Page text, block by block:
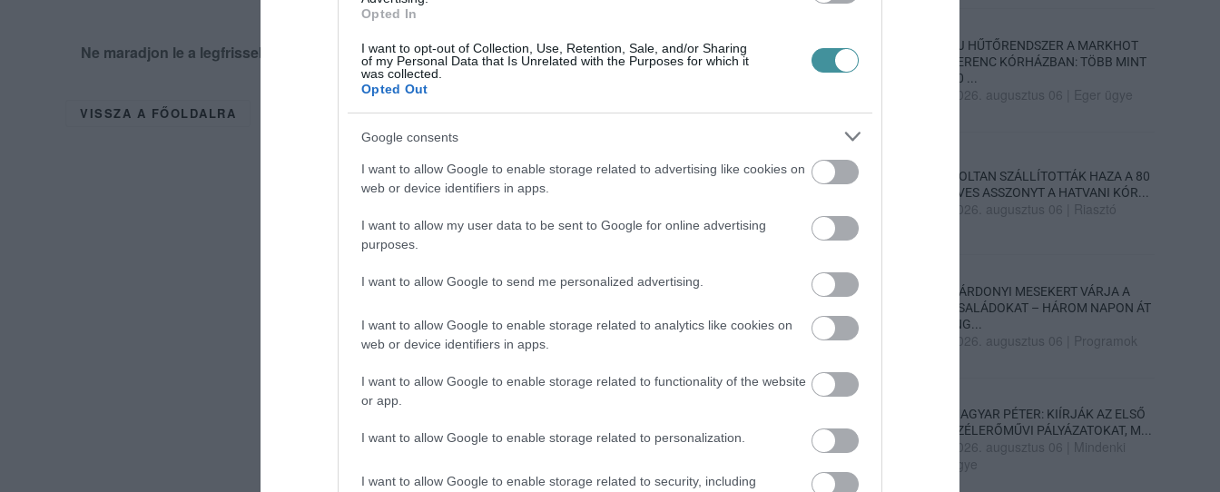
Opted In
I want to opt-out of Collection, Use, Retention, Sale, and/or Sharing
of my Personal Data that Is Unrelated with the Purposes for which it
was collected.
Opted Out
Google consents
I want to allow Google to enable storage related to advertising like cookies on
web or device identifiers in apps.
I want to allow my user data to be sent to Google for online advertising
purposes.
I want to allow Google to send me personalized advertising.
I want to allow Google to enable storage related to analytics like cookies on
web or device identifiers in apps.
I want to allow Google to enable storage related to functionality of the website
or app.
I want to allow Google to enable storage related to personalization.
I want to allow Google to enable storage related to security, including
Ne maradjon le a legfrissebb hírekről, kövessen bennünket az EGRI ÜGYEK Google Hírek oldalán!
VISSZA A FŐOLDALRA
ÚJ HŰTŐRENDSZER A MARKHOT
FERENC KÓRHÁZBAN: TÖBB MINT
70 ...
2026. augusztus 06 Eger ügye
HOLTAN SZÁLLÍTOTTÁK HAZA A 80
ÉVES ASSZONYT A HATVANI KÓR...
2026. augusztus 06 Riasztó
GÁRDONYI MESEKERT VÁRJA A
CSALÁDOKAT – HÁROM NAPON ÁT
ING...
2026. augusztus 06 Programok
MAGYAR PÉTER: KIÍRJÁK AZ ELSŐ
SZÉLERŐMŰVI PÁLYÁZATOKAT, M...
2026. augusztus 06
Mindenki
ügye